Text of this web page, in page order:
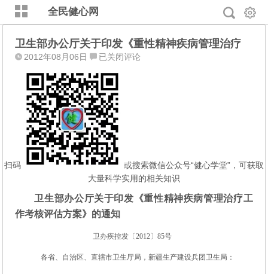
全民健心网
卫生部办公厅关于印发《重性精神疾病管理治疗
2012年08月06日
卫
部
办
公
厅
关
于
印
发
性
精
疾
病
已关闭评论
扫码
或搜索微信公众号“健心学堂”，可获取
大量科学实用的相关知识
卫生部办公厅关于印发《重性精神疾病管理治疗工
作考核评估方案》的通知
卫办疾控发〔2012〕85号
各省、自治区、直辖市卫生厅局，新疆生产建设兵团卫生局：